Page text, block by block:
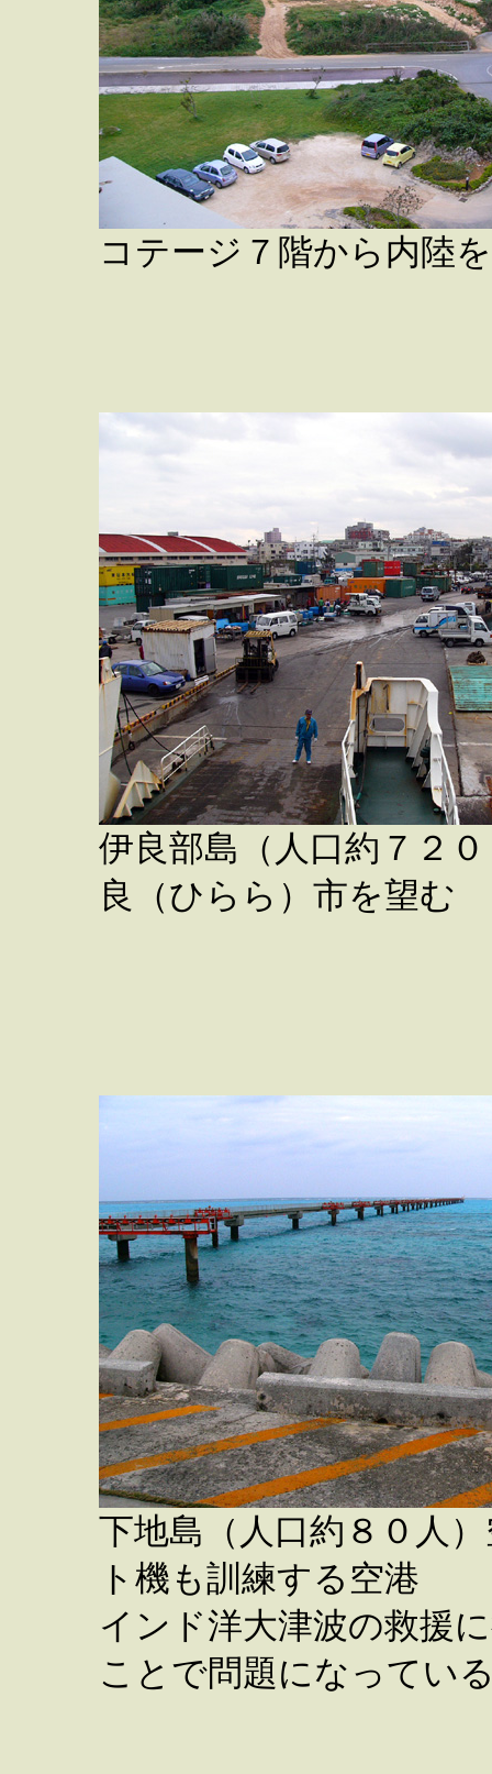
コテージ７階から内陸
伊良部島（人口約７２
良（ひらら）市を望む
下地島（人口約８０人
ト機も訓練する空港
インド洋大津波の救援
ことで問題になってい